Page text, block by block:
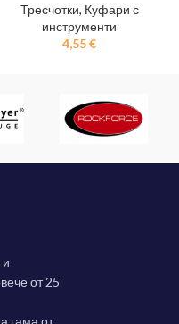
Тресчотки, Куфари с
инструменти
4,55€
от 25